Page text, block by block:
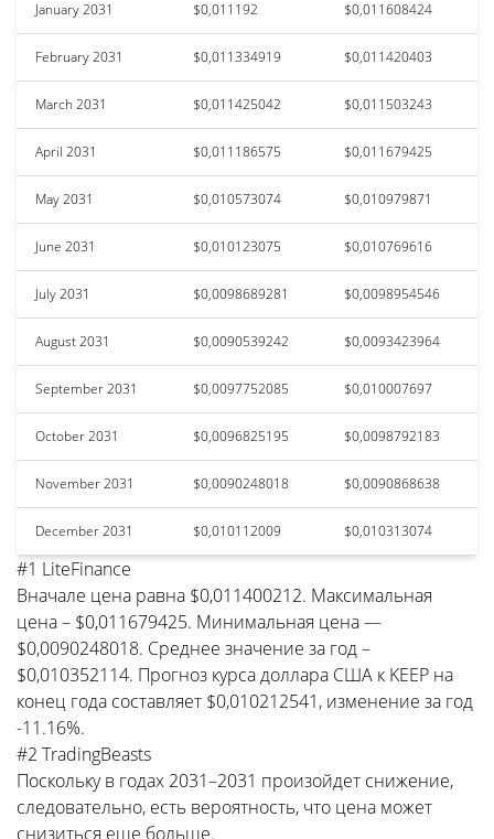
January 2031 $0,011192 $0,011608424
February 2031 $0,011334919 $0,011420403
March 2031 $0,011425042 $0,011503243
April 2031 $0,011186575 $0,011679425
May 2031 $0,010573074 $0,010979871
June 2031 $0,010123075 $0,010769616
July 2031 $0,0098689281 $0,0098954546
August 2031 $0,0090539242 $0,0093423964
September 2031 $0,0097752085 $0,010007697
October 2031 $0,0096825195 $0,0098792183
November 2031 $0,0090248018 $0,0090868638
December 2031 $0,010112009 $0,010313074
#1 LiteFinance
Вначале цена равна $0,011400212. Максимальная
цена – $0,011679425. Минимальная цена —
$0,0090248018. Среднее значение за год –
$0,010352114. Прогноз курса доллара США к KEEP на
конец года составляет $0,010212541, изменение за год
-11.16%.
#2 TradingBeasts
Поскольку в годах 2031–2031 произойдет снижение,
следовательно, есть вероятность, что цена может
снизиться еще больше.